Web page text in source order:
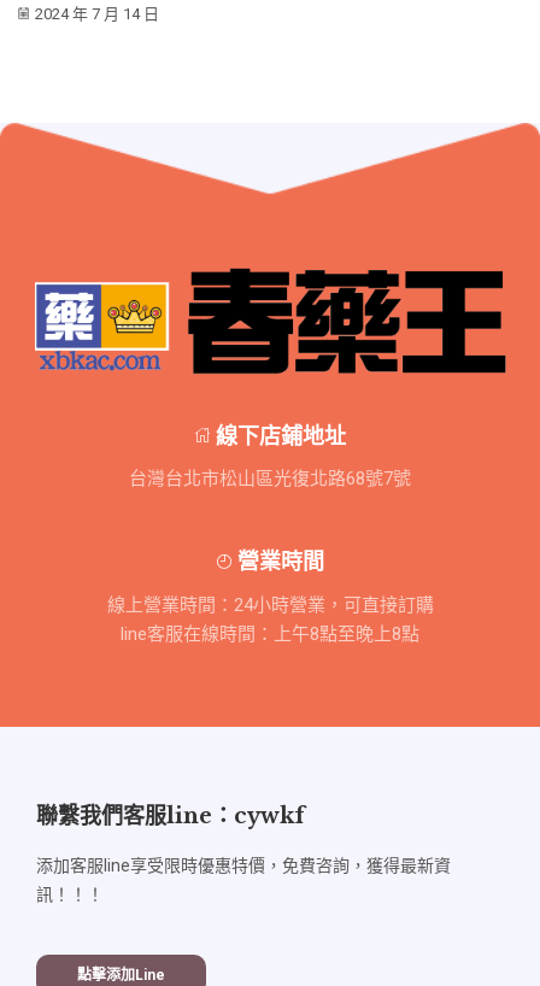
2024 年 7 月 14 日
線下店鋪地址
台灣台北市松山區光復北路68號7號
營業時間
線上營業時間：24小時營業，可直接訂購
line客服在線時間：上午8點至晚上8點
聯繫我們客服line：cywkf
添加客服line享受限時優惠特價，免費咨詢，獲得最新資
訊！！！
點擊添加line